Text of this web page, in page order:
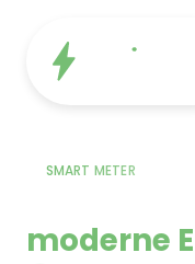
SMART METER
moderne